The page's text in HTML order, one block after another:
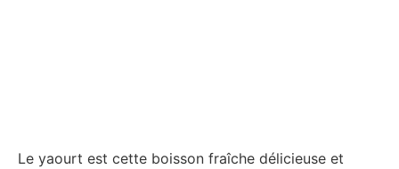
Le yaourt est cette boisson fraîche délicieuse et